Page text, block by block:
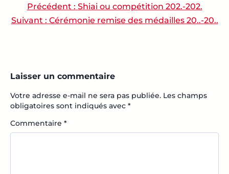
NAVIGATION DE
Précédent : Shiai ou compétition 202.-202.
Suivant : Cérémonie remise des médailles 20..-20..
Laisser un commentaire
Votre adresse e-mail ne sera pas publiée. Les champs
obligatoires sont indiqués avec *
Commentaire *